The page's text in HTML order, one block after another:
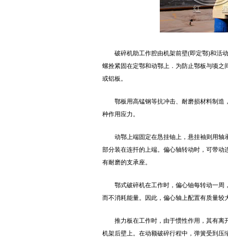
破碎机助工作腔由机架前壁(即定鄂)和活
螺拴紧固在定鄂和动鄂上．为防止鄂板与顷
或铝板。
鄂板用高锰钢等抗冲击、耐磨损材料制造
种作用应力。
动鄂上端固定在恳挂铀上，悬挂袖则用
部分装在连扦的上端。偏心轴转动时，可带
有耐磨的支承座。
鄂式破碎机在工作时，偏心铀每转动一
而不消耗能量。因此，偏心轴上配置有质量
推力板在工作时，由于惯性作用，其有
机架后壁上。在动额破碎行程中，弹簧受到